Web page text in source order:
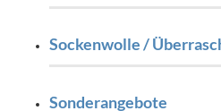
Sockenwolle /
Sonderangebote